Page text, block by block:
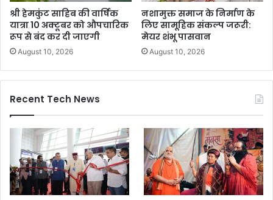
श्री हेमकुंट साहिब की वार्षिक
यात्रा 10 अक्टूबर को औपचारिक
रूप से बंद कर दी जाएगी
August 10, 2026
नशामुक्त समाज के निर्माण के
लिए सामूहिक संकल्प जरूरी:
मेयर शंभू पासवान
August 10, 2026
Recent Tech News